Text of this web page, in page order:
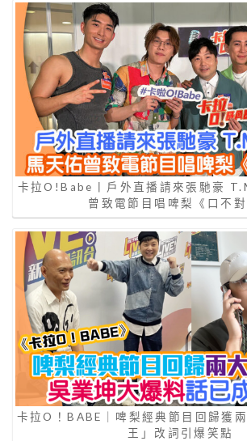
卡拉O!Babe丨戶外直播請來張馳豪
曾致電節目唱啤梨《口不對
卡拉O！BABE｜啤梨經典節目回歸獲
王」改詞引爆笑點